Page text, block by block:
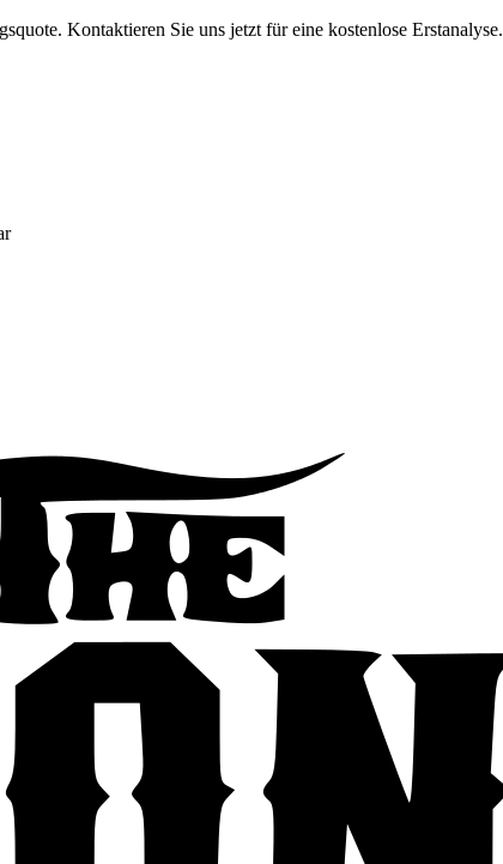
Kontaktieren Sie uns jetzt für eine kostenlose Erstanalyse.